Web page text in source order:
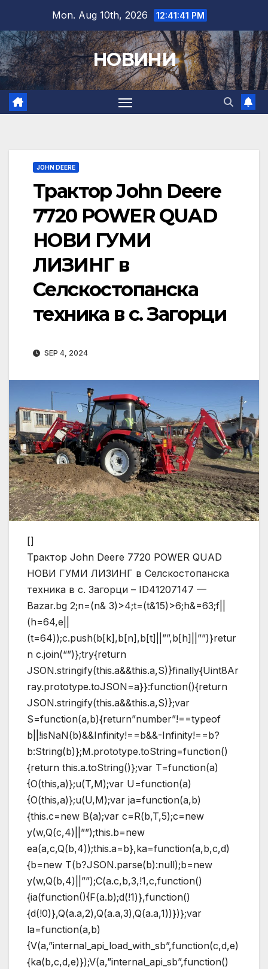
content
Mon. Aug 10th, 2026 12:41:42 PM
НОВИНИ
JOHN DEERE
Трактор John Deere
7720 POWER QUAD
НОВИ ГУМИ
ЛИЗИНГ в
Селскостопанска
техника в с. Загорци
SEP 4, 2024
[]
Трактор John Deere 7720 POWER QUAD
НОВИ ГУМИ ЛИЗИНГ в Селскостопанска
техника в с. Загорци – ID41207147 —
Bazar.bg 2;n=(n& 3)>4;t=(t&15)>6;h&=63;f||
(h=64,e||
(t=64));c.push(b[k],b[n],b[t]||””,b[h]||””)}retur
n c.join(“”)};try{return
JSON.stringify(this.a&&this.a,S)}finally{Uint8Ar
ray.prototype.toJSON=a}}:function(){return
JSON.stringify(this.a&&this.a,S)};var
S=function(a,b){return”number”!==typeof
b||!isNaN(b)&&Infinity!==b&&-Infinity!==b?
b:String(b)};M.prototype.toString=function()
{return this.a.toString()};var T=function(a)
{O(this,a)};u(T,M);var U=function(a)
{O(this,a)};u(U,M);var ja=function(a,b)
{this.c=new B(a);var c=R(b,T,5);c=new
y(w,Q(c,4)||””);this.b=new
ea(a,c,Q(b,4));this.a=b},ka=function(a,b,c,d)
{b=new T(b?JSON.parse(b):null);b=new
y(w,Q(b,4)||””);C(a.c,b,3,!1,c,function()
{ia(function(){F(a.b);d(!1)},function()
{d(!0)},Q(a.a,2),Q(a.a,3),Q(a.a,1))})};var
la=function(a,b)
{V(a,”internal_api_load_with_sb”,function(c,d,e)
{ka(b,c,d,e)});V(a,”internal_api_sb”,function()